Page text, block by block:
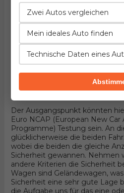
Fahrzeuge handelt! Hier
Wenn wir in Betracht nehmen,
Geländewagen sind und 5 Türer
Vorderradantrieb haben, wird
Aggregaten abhängen die
Unter der Haube des ersten
entwickelt von Hyundai, 4-
Ventilen und 185PS , wobei der
Aggregat mit 16 Ventilen und
Sicherheit
Der Ausgangspunkt könnten
Euro NCAP (European New Car
Programme) Testung sein. An
glücklicherweise die beiden
wobei die beiden die gleiche
Sicherheit gewannen. Nehmen
andere Kriterien die Sicherheit
Wagen sind Geländewagen,
Sicherheit eine sehr gute Lage
Zwei Autos vergleichen
Mein ideales Auto finden
Technische Daten eines